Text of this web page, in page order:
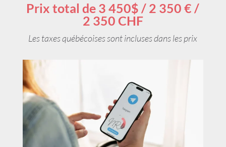
Prix total de 3 450$ / 2 350 € /
2 350 CHF
Les taxes québécoises sont incluses dans les prix